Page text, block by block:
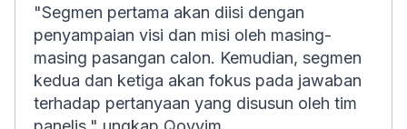
"Segmen pertama akan diisi dengan
penyampaian visi dan misi oleh masing-
masing pasangan calon. Kemudian, segmen
kedua dan ketiga akan fokus pada jawaban
terhadap pertanyaan yang disusun oleh tim